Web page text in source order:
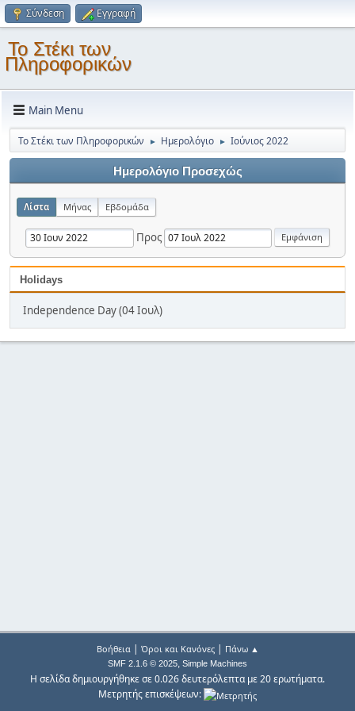
Σύνδεση Εγγραφή
Το Στέκι των
Πληροφορικών
Main Menu
Το Στέκι των Πληροφορικών ► Ημερολόγιο ► Ιούνιος 2022
Ημερολόγιο Προσεχώς
Λίστα Μήνας Εβδομάδα
Προς
Holidays
Independence Day (04 Ιουλ)
Βοήθεια| Όροι και Κανόνες| Πάνω ▲
SMF 2.1.6 © 2025, Simple Machines
Η σελίδα δημιουργήθηκε σε 0.026 δευτερόλεπτα με 20 ερωτήματα.
Μετρητής επισκέψεων: